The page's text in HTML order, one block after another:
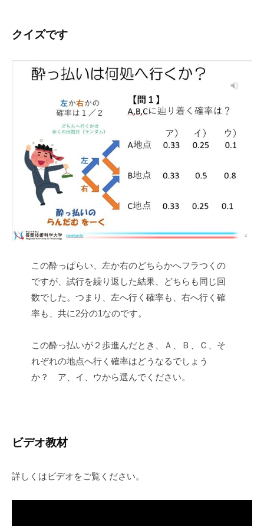
クイズです
この酔っぱらい、左か右のどちらかへフラつくの
ですが、試行を繰り返した結果、どちらも同じ回
数でした。つまり、左へ行く確率も、右へ行く確
率も、共に2分の1なのです。
この酔っ払いが２歩進んだとき、Ａ、Ｂ、Ｃ、そ
れぞれの地点へ行く確率はどうなるでしょう
か？ ア、イ、ウから選んでください。
ビデオ教材
詳しくはビデオをご覧ください。